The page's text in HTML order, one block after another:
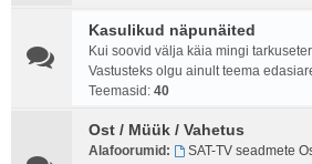
Kasulikud näpunäited
Kui soovid välja käia mingi
Vastusteks olgu ainult teema
Teemasid: 40
Ost / Müük / Vahetus
Alafoorumid: SAT-TV seadmete